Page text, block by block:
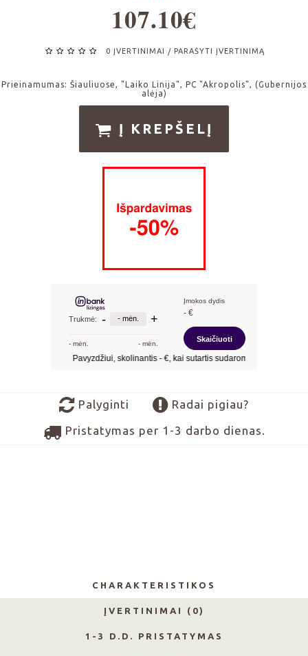
107.10€
0 ĮVERTINIMAI / PARAŠYTI ĮVERTINIMĄ
Prieinamumas: Šiauliuose, "Laiko Linija", PC "Akropolis", (Gubernijos
alėja)
Į KREPŠELĮ
Palyginti Radai pigiau?
Pristatymas per 1-3 darbo dienas.
CHARAKTERISTIKOS
ĮVERTINIMAI (0)
1-3 D.D. PRISTATYMAS